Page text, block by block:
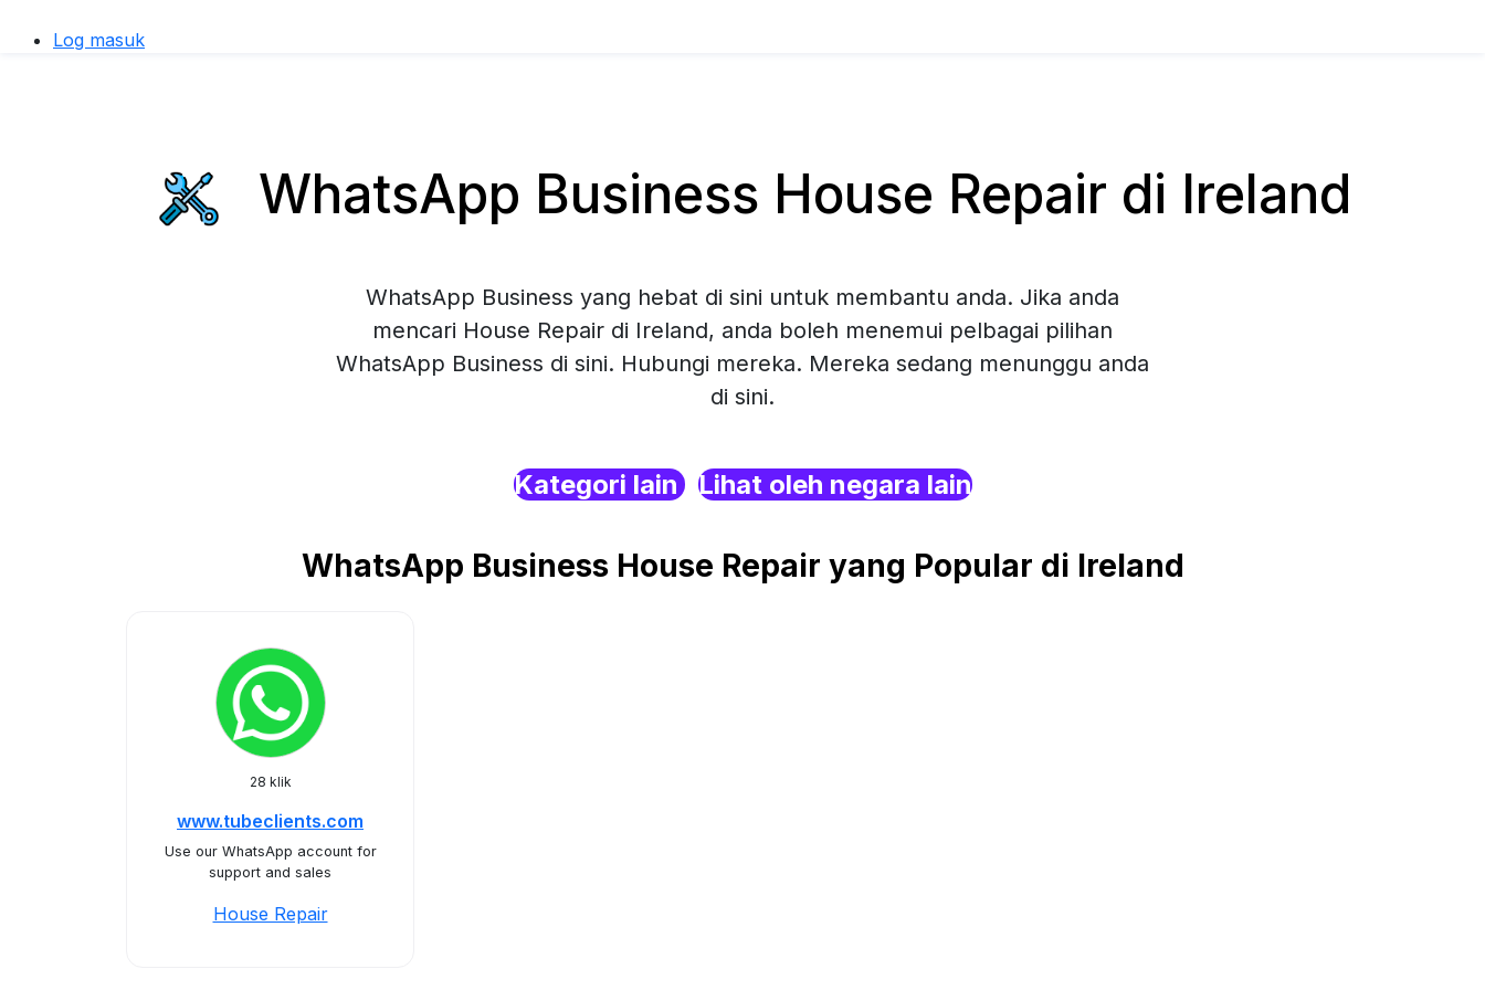
Log masuk
WhatsApp Business House Repair di Ireland
WhatsApp Business yang hebat di sini untuk membantu anda. Jika anda
mencari House Repair di Ireland, anda boleh menemui pelbagai pilihan
WhatsApp Business di sini. Hubungi mereka. Mereka sedang menunggu anda
di sini.
Kategori lain Lihat oleh negara lain
WhatsApp Business House Repair yang Popular di Ireland
28 klik
www.tubeclients.com
Use our WhatsApp account for
support and sales
House Repair